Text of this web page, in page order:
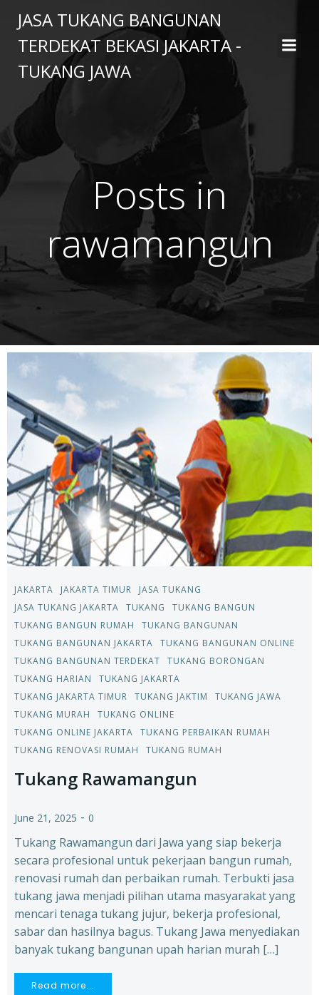
to
content
JASA TUKANG BANGUNAN
TERDEKAT BEKASI JAKARTA -
TUKANG JAWA
Posts in
rawamangun
JAKARTA JAKARTA TIMUR
JASA TUKANG
JASA TUKANG JAKARTA
TUKANG
TUKANG BANGUN
TUKANG BANGUN RUMAH
TUKANG BANGUNAN
TUKANG BANGUNAN JAKARTA
TUKANG BANGUNAN ONLINE
TUKANG BANGUNAN TERDEKAT
TUKANG BORONGAN
TUKANG HARIAN
TUKANG JAKARTA
TUKANG JAKARTA TIMUR
TUKANG JAKTIM
TUKANG JAWA
TUKANG MURAH
TUKANG ONLINE
TUKANG ONLINE JAKARTA
TUKANG PERBAIKAN RUMAH
TUKANG RENOVASI RUMAH
TUKANG RUMAH
Tukang Rawamangun
June 21, 2025 - 0
Tukang Rawamangun dari Jawa yang siap bekerja
secara profesional untuk pekerjaan bangun rumah,
renovasi rumah dan perbaikan rumah. Terbukti jasa
tukang jawa menjadi pilihan utama masyarakat yang
mencari tenaga tukang jujur, bekerja profesional,
sabar dan hasilnya bagus. Tukang Jawa menyediakan
banyak tukang bangunan upah harian murah […]
Read more...